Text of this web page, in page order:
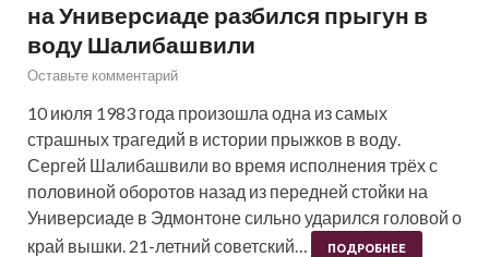
на Универсиаде разбился прыгун в
воду Шалибашвили
Оставьте комментарий
10 июля 1983 года произошла одна из самых
страшных трагедий в истории прыжков в воду.
Сергей Шалибашвили во время исполнения трёх с
половиной оборотов назад из передней стойки на
Универсиаде в Эдмонтоне сильно ударился головой о
край вышки. 21-летний советский…
ПОДРОБНЕЕ